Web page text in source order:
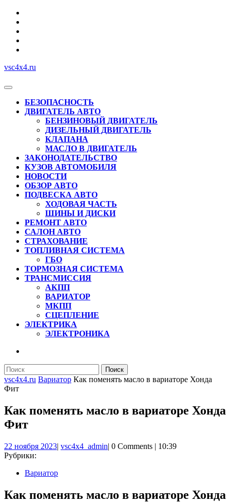
Перейти
содержимому
vsc4x4.ru
Кнопка
ОткрытьБЕЗОПАСНОСТЬ
ДВИГАТЕЛЬ АВТО
БЕНЗИНОВЫЙ ДВИГАТЕЛЬ
ДИЗЕЛЬНЫЙ ДВИГАТЕЛЬ
КЛАПАНА
МАСЛО В ДВИГАТЕЛЬ
ЗАКОНОДАТЕЛЬСТВО
КУЗОВ АВТОМОБИЛЯ
НОВОСТИ
ОБЗОР АВТО
ПОДВЕСКА АВТО
ХОДОВАЯ ЧАСТЬ
ШИНЫ И ДИСКИ
РЕМОНТ АВТО
САЛОН АВТО
СТРАХОВАНИЕ
ТОПЛИВНАЯ СИСТЕМА
ГБО
ТОРМОЗНАЯ СИСТЕМА
ТРАНСМИССИЯ
АКПП
ВАРИАТОР
МКПП
СЦЕПЛЕНИЕ
ЭЛЕКТРИКА
ЭЛЕКТРОНИКА
КНОПКА
Найти:
vsc4x4.ru Вариатор Как поменять масло в вариаторе Хонда
Фит
Как поменять масло в вариаторе Хонда
Фит
22 ноября 202322
| vsc4x4_adminvsc4x4_admin
| 0 Comments | 10:39
Рубрики:
Вариатор
Как поменять масло в вариаторе Хонда